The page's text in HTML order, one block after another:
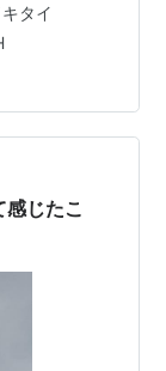
た。
樺・ジュニ
た！ 温度計
スキング専用
タイ
じたこ